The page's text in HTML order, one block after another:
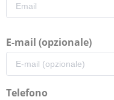
E-mail (opzionale)
Telefono